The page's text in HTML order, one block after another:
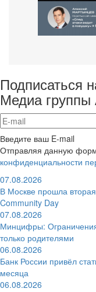
Подписаться
Медиа группы
Введите ваш E-mail
Отправляя данную
конфиденциальности
07.08.2026
В Москве прошла
Community Day
07.08.2026
Минцифры:
только родителями
06.08.2026
Банк России привёл
месяца
06.08.2026